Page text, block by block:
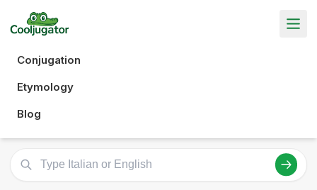
Conjugation
Etymology
Blog